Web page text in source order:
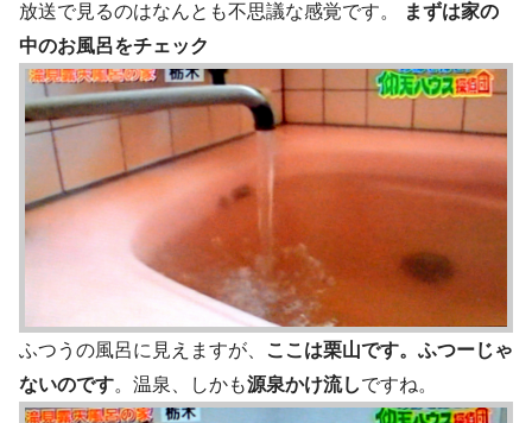
放送で見るのはなんとも不思議な感覚です。
まずは家の
中のお風呂をチェック
ふつうの風呂に見えますが、
ここは栗山です。ふつーじゃ
ないのです。温泉、しかも源泉かけ流しですね。